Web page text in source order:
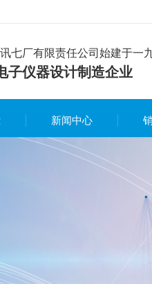
七厂有限责任公司始建于一
子仪器设计制造企业
新闻中心